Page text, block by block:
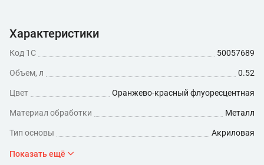
Характеристики
Код 1С 50057689
Объем, л 0.52
Цвет Оранжево-красный флуоресцентная
Материал обработки Металл
Тип основы Акриловая
Степень глянца
Показать ещё